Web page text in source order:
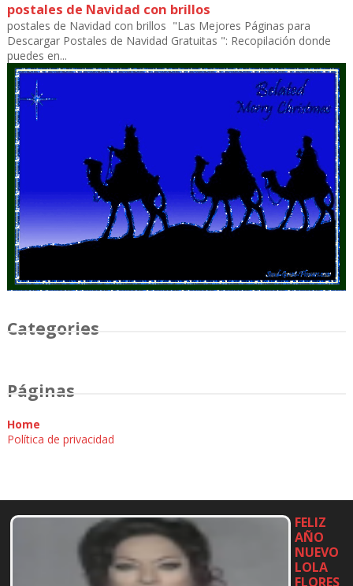
postales de Navidad con brillos
postales de Navidad con brillos "Las Mejores Páginas para
Descargar Postales de Navidad Gratuitas ": Recopilación donde
puedes en...
Categories
Páginas
Home
Política de privacidad
FELIZ
AÑO
NUEVO
LOLA
FLORES